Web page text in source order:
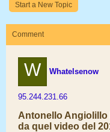
Start a New Topic
Comment
W Whatelsenow
95.244.231.66
Antonello Angiolillo
da quel video del